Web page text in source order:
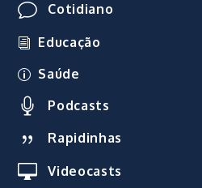
Cotidiano
Educação
Saúde
Podcasts
Rapidinhas
Videocasts